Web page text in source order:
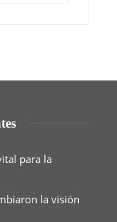
para la
la visión